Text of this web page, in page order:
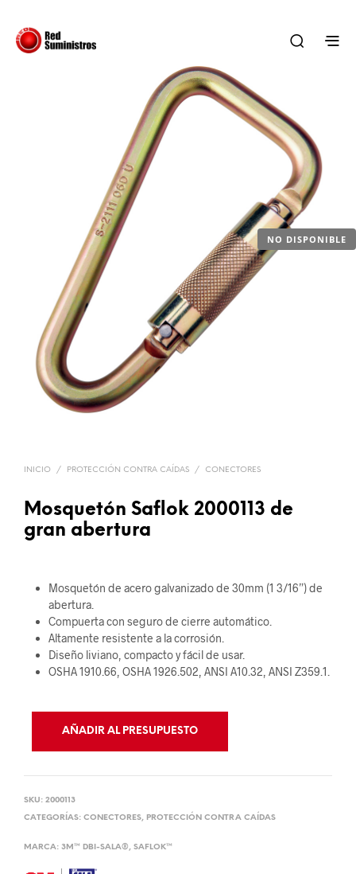
NO DISPONIBLE
INICIO / PROTECCIÓN CONTRA CAÍDAS / CONECTORES
Mosquetón Saflok 2000113 de
gran abertura
Mosquetón de acero galvanizado de 30mm (1 3/16”) de
abertura.
Compuerta con seguro de cierre automático.
Altamente resistente a la corrosión.
Diseño liviano, compacto y fácil de usar.
OSHA 1910.66, OSHA 1926.502, ANSI A10.32, ANSI Z359.1.
AÑADIR AL PRESUPUESTO
SKU: 2000113
CATEGORÍAS: CONECTORES, PROTECCIÓN CONTRA CAÍDAS
MARCA: 3M™ DBI-SALA®, SAFLOK™